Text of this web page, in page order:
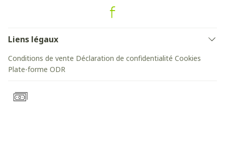
Liens légaux
Conditions de vente Déclaration de confidentialité Cookies
Plate-forme ODR